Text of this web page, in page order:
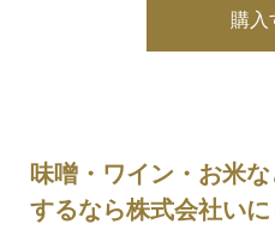
購入
味噌・ワイン・お米
するなら株式会社いに